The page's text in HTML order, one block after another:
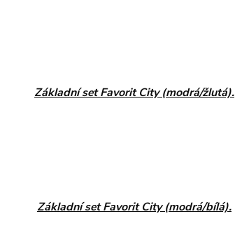
Základní set Favorit City (modrá/žlutá).
Základní set Favorit City (modrá/bílá).